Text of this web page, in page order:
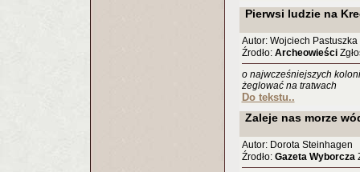
Pierwsi ludzie na
Autor: Wojciech Pastuszka
Źrodło: Archeowieści
o najwcześniejszych
żeglować na tratwach
Do tekstu..
Zaleje nas morze
Autor: Dorota Steinhagen
Źrodło: Gazeta Wyborcza